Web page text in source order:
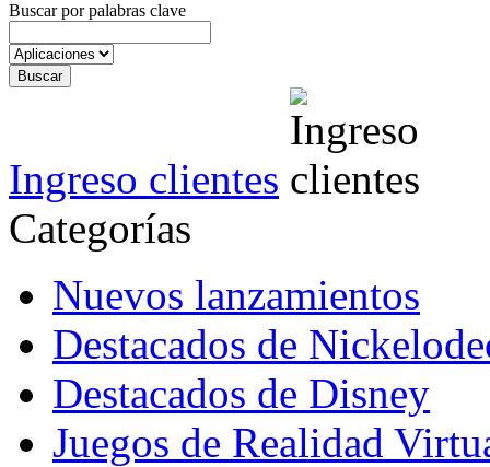
Buscar por palabras clave
Ingreso clientes
Categorías
Nuevos lanzamientos
Destacados de
Destacados de Disney
Juegos de Realidad